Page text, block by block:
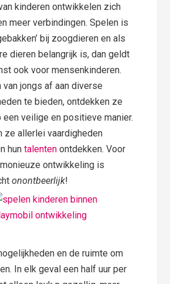
kinderen ontwikkelen zich
meer verbindingen. Spelen is
bij zoogdieren en als
dieren belangrijk is, dan geldt
ook voor mensenkinderen.
van jongs af aan diverse
te bieden, ontdekken ze
een veilige en positieve manier.
ze allerlei vaardigheden
huntalenten ontdekken. Voor
ontwikkeling is
onontbeerlijk!
en de ruimte om
In elk geval een half uur per